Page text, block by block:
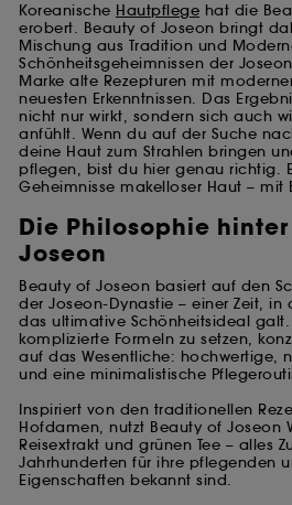
Koreanische Hautpflege hat die
erobert. Beauty of Joseon bringt
Mischung aus Tradition und
Schönheitsgeheimnissen der
Marke alte Rezepturen mit
neuesten Erkenntnissen. Das
nicht nur wirkt, sondern sich auch
anfühlt. Wenn du auf der Suche
deine Haut zum Strahlen bringen
pflegen, bist du hier genau richtig.
Geheimnisse makelloser Haut – mit
Die Philosophie
Joseon
Beauty of Joseon basiert auf den
der Joseon-Dynastie – einer Zeit, in
das ultimative Schönheitsideal
komplizierte Formeln zu setzen,
auf das Wesentliche: hochwertige,
und eine minimalistische
Inspiriert von den traditionellen
Hofdamen, nutzt Beauty of Joseon
Reisextrakt und grünen Tee – alles
Jahrhunderten für ihre pflegenden
Eigenschaften bekannt sind.